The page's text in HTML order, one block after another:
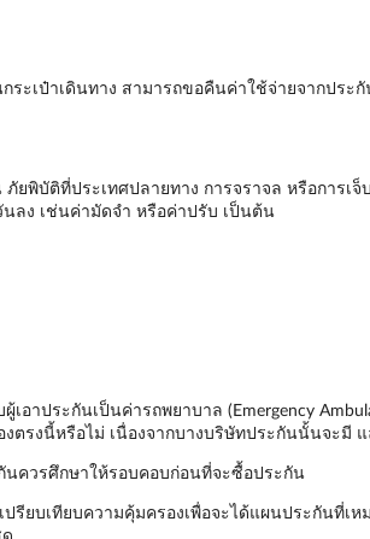
ะเป๋าเดินทาง สามารถขอคืนค่าใช้จ่ายจากประกั
ยพิบัติที่ประเทศปลายทาง การจราจล หรือการเ
นลง เช่นค่ามัดจำ หรือค่าปรับ เป็นต้น
าประกันเป็นค่ารถพยาบาล (Emergency
รงนี้หรือไม่ เนื่องจากบางบริษัทประกันนั้นจะมี
ควรศึกษาให้รอบคอบก่อนที่จะซื้อประกัน
ยบเทียบความคุ้มครองเพื่อจะได้แผนประกันที่เห